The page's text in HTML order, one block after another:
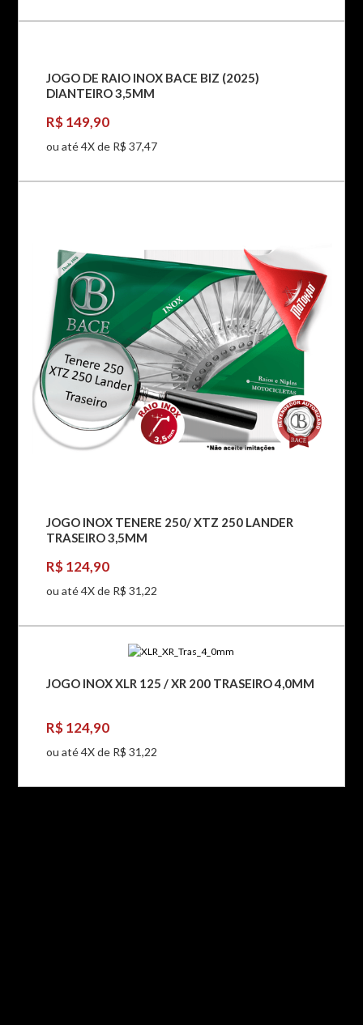
JOGO DE RAIO INOX BACE BIZ (2025)
DIANTEIRO 3,5MM
R$ 149,90
ou até 4X de R$ 37,47
JOGO INOX TENERE 250/ XTZ 250 LANDER
TRASEIRO 3,5MM
R$ 124,90
ou até 4X de R$ 31,22
JOGO INOX XLR 125 / XR 200 TRASEIRO 4,0MM
R$ 124,90
ou até 4X de R$ 31,22